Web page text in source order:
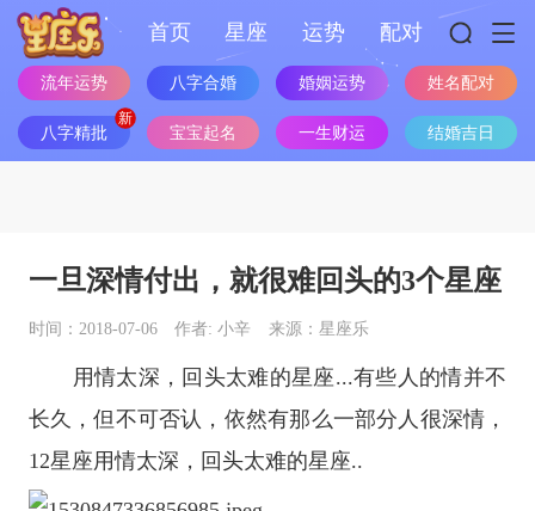
首页 星座 运势 配对
流年运势 八字合婚 婚姻运势 姓名配对
八字精批 宝宝起名 一生财运 结婚吉日
一旦深情付出，就很难回头的3个星座
时间：2018-07-06 作者: 小辛 来源：星座乐
用情太深，回头太难的星座...有些人的情并不
长久，但不可否认，依然有那么一部分人很深情，
12星座用情太深，回头太难的星座..